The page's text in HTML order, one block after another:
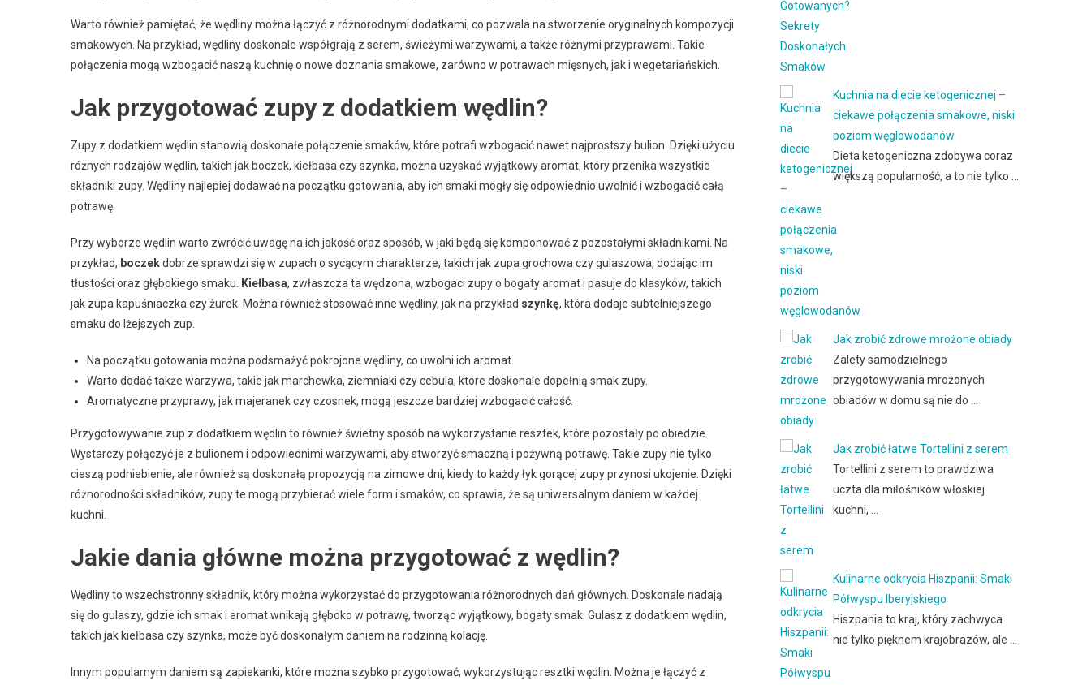
Warto również pamiętać, że wędliny można łączyć z różnorodnymi dodatkami, co pozwala na stworzenie oryginalnych kompozycji
smakowych. Na przykład, wędliny doskonale współgrają z serem, świeżymi warzywami, a także różnymi przyprawami. Takie
połączenia mogą wzbogacić naszą kuchnię o nowe doznania smakowe, zarówno w potrawach mięsnych, jak i wegetariańskich.
Jak przygotować zupy z dodatkiem wędlin?
Zupy z dodatkiem wędlin stanowią doskonałe połączenie smaków, które potrafi wzbogacić nawet najprostszy bulion. Dzięki użyciu
różnych rodzajów wędlin, takich jak boczek, kiełbasa czy szynka, można uzyskać wyjątkowy aromat, który przenika wszystkie
składniki zupy. Wędliny najlepiej dodawać na początku gotowania, aby ich smaki mogły się odpowiednio uwolnić i wzbogacić całą
potrawę.
Przy wyborze wędlin warto zwrócić uwagę na ich jakość oraz sposób, w jaki będą się komponować z pozostałymi składnikami. Na
przykład, boczekdobrze sprawdzi się w zupach o sycącym charakterze, takich jak zupa grochowa czy gulaszowa, dodając im
tłustości oraz głębokiego smaku. Kiełbasa, zwłaszcza ta wędzona, wzbogaci zupy o bogaty aromat i pasuje do klasyków, takich
jak zupa kapuśniaczka czy żurek. Można również stosować inne wędliny, jak na przykład szynkę, która dodaje subtelniejszego
smaku do lżejszych zup.
Na początku gotowania można podsmażyć pokrojone wędliny, co uwolni ich aromat.
Warto dodać także warzywa, takie jak marchewka, ziemniaki czy cebula, które doskonale dopełnią smak zupy.
Aromatyczne przyprawy, jak majeranek czy czosnek, mogą jeszcze bardziej wzbogacić całość.
Przygotowywanie zup z dodatkiem wędlin to również świetny sposób na wykorzystanie resztek, które pozostały po obiedzie.
Wystarczy połączyć je z bulionem i odpowiednimi warzywami, aby stworzyć smaczną i pożywną potrawę. Takie zupy nie tylko
cieszą podniebienie, ale również są doskonałą propozycją na zimowe dni, kiedy to każdy łyk gorącej zupy przynosi ukojenie. Dzięki
różnorodności składników, zupy te mogą przybierać wiele form i smaków, co sprawia, że są uniwersalnym daniem w każdej
kuchni.
Jakie dania główne można przygotować z wędlin?
Wędliny to wszechstronny składnik, który można wykorzystać do przygotowania różnorodnych dań głównych. Doskonale nadają
się do gulaszy, gdzie ich smak i aromat wnikają głęboko w potrawę, tworząc wyjątkowy, bogaty smak. Gulasz z dodatkiem wędlin,
takich jak kiełbasa czy szynka, może być doskonałym daniem na rodzinną kolację.
Innym popularnym daniem są zapiekanki, które można szybko przygotować, wykorzystując resztki wędlin. Można je łączyć z
Kuchnia na diecie ketogenicznej –
ciekawe połączenia smakowe, niski
poziom węglowodanów
Dieta ketogeniczna zdobywa coraz
większą popularność, a to nie tylko …
Jak zrobić zdrowe mrożone obiady
Zalety samodzielnego
przygotowywania mrożonych
obiadów w domu są nie do …
Jak zrobić łatwe Tortellini z serem
Tortellini z serem to prawdziwa
uczta dla miłośników włoskiej
kuchni, …
Kulinarne odkrycia Hiszpanii: Smaki
Półwyspu Iberyjskiego
Hiszpania to kraj, który zachwyca
nie tylko pięknem krajobrazów, ale …